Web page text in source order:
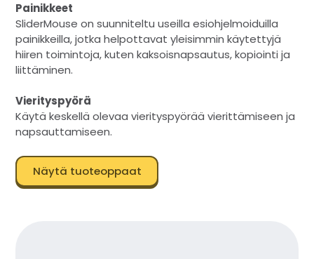
Painikkeet
SliderMouse on suunniteltu useilla esiohjelmoiduilla
painikkeilla, jotka helpottavat yleisimmin käytettyjä
hiiren toimintoja, kuten kaksoisnapsautus, kopiointi ja
liittäminen.
Vierityspyörä
Käytä keskellä olevaa vierityspyörää vierittämiseen ja
napsauttamiseen.
Näytä tuoteoppaat